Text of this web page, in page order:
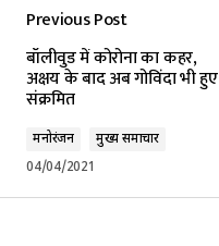
Previous Post
बॉलीवुड में कोरोना का कहर,
अक्षय के बाद अब गोविंदा भी हुए
संक्रमित
मनोरंजन
मुख्य समाचार
04/04/2021